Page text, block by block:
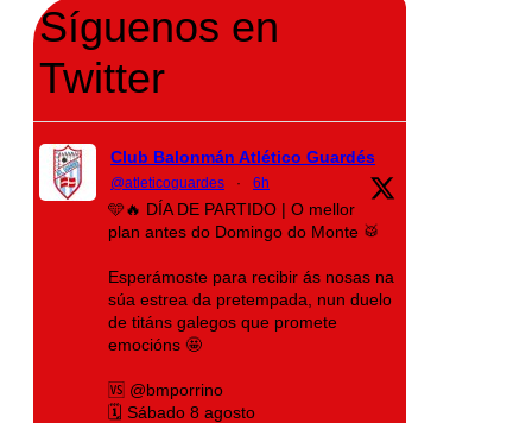
Síguenos en
Twitter
Club Balonmán Atlético Guardés
@atleticoguardes · 6h
🩵🔥 DÍA DE PARTIDO | O mellor
plan antes do Domingo do Monte 🥁
Esperámoste para recibir ás nosas na
súa estrea da pretempada, nun duelo
de titáns galegos que promete
emocións 🤩
🆚 @bmporrino
🗓️ Sábado 8 agosto